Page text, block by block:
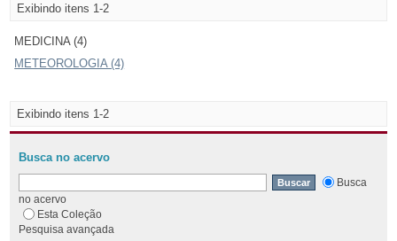
Exibindo itens 1-2
MEDICINA (4)
METEOROLOGIA (4)
Exibindo itens 1-2
Busca no acervo
Busca
no acervo
Esta Coleção
Pesquisa avançada